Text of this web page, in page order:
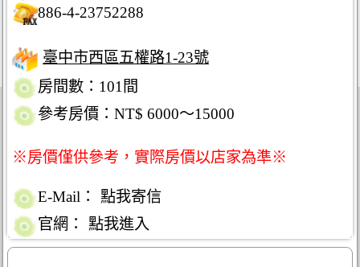
886-4-23752288
臺中市西區五權路1-23號
房間數：101間
參考房價：NT$ 6000～15000
※房價僅供參考，實際房價以店家為準※
E-Mail：
點我寄信
官網：
點我進入